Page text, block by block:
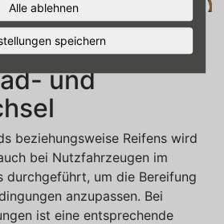
Alle ablehnen
speichern
Partner
und
beziehungsweise Reifens wird
bei Nutzfahrzeugen im
durchgeführt, um die Bereifung
anzupassen. Bei
ist eine entsprechende